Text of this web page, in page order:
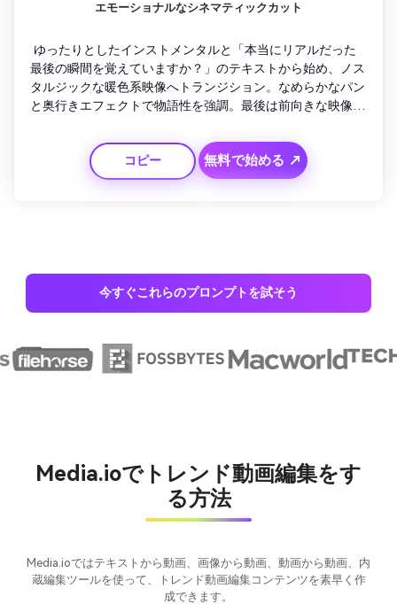
エモーショナルなシネマティックカット
ゆったりとしたインストメンタルと「本当にリアルだった
最後の瞬間を覚えていますか？」のテキストから始め、ノス
タルジックな暖色系映像へトランジション。なめらかなパン
と奥行きエフェクトで物語性を強調。最後は前向きな映像と
ンゲージメントを生み出します。
コピー
無料で始める ↗
今すぐこれらのプロンプトを試そう
Media.ioでトレンド動画編集をす
る方法
Media.ioではテキストから動画、画像から動画、動画から動画、内
蔵編集ツールを使って、トレンド動画編集コンテンツを素早く作
成できます。